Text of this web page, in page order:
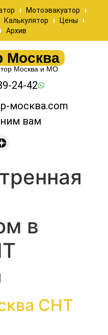
Мотоэвакуатор
Калькулятор
Цены
Архив
Москва
Москва и МО
24-42
москва.com
вам
в
СНТ